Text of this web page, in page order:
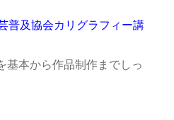
普及協会カリグラフィー講
基本から作品制作までしっ